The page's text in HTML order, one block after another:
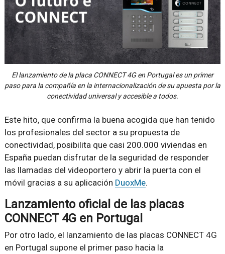
El lanzamiento de la placa CONNECT 4G en Portugal es un primer
paso para la compañía en la internacionalización de su apuesta por la
conectividad universal y accesible a todos.
Este hito, que confirma la buena acogida que han tenido
los profesionales del sector a su propuesta de
conectividad, posibilita que casi 200.000 viviendas en
España puedan disfrutar de la seguridad de responder
las llamadas del videoportero y abrir la puerta con el
móvil gracias a su aplicación DuoxMe.
Lanzamiento oficial de las placas
CONNECT 4G en Portugal
Por otro lado, el lanzamiento de las placas CONNECT 4G
en Portugal supone el primer paso hacia la